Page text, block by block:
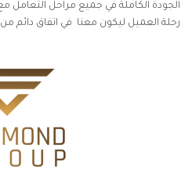
الجودة الكاملة في جميع مراحل التعامل
رحلة العميل ليكون معنا في اتفاق دائم من